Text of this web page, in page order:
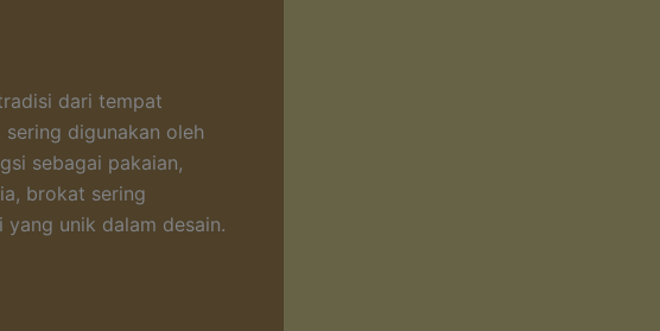
dari tempat
digunakan oleh
sebagai pakaian,
brokat sering
unik dalam desain.